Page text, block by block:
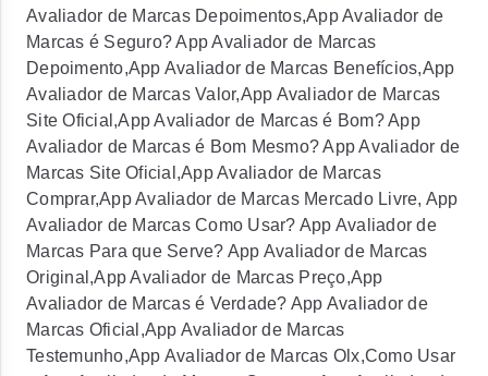
Avaliador de Marcas Depoimentos,App Avaliador de
Marcas é Seguro? App Avaliador de Marcas
Depoimento,App Avaliador de Marcas Benefícios,App
Avaliador de Marcas Valor,App Avaliador de Marcas
Site Oficial,App Avaliador de Marcas é Bom? App
Avaliador de Marcas é Bom Mesmo? App Avaliador de
Marcas Site Oficial,App Avaliador de Marcas
Comprar,App Avaliador de Marcas Mercado Livre, App
Avaliador de Marcas Como Usar? App Avaliador de
Marcas Para que Serve? App Avaliador de Marcas
Original,App Avaliador de Marcas Preço,App
Avaliador de Marcas é Verdade? App Avaliador de
Marcas Oficial,App Avaliador de Marcas
Testemunho,App Avaliador de Marcas Olx,Como Usar